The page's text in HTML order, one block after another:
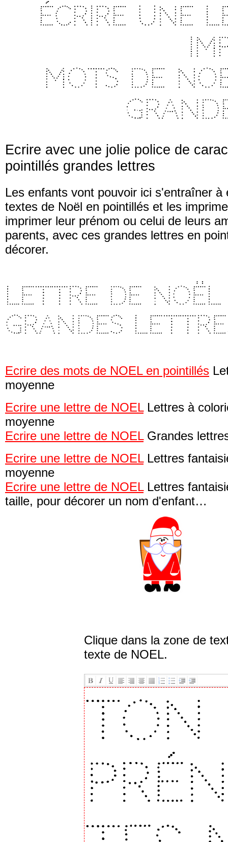
Écrire une
Mots de
Ecrire avec une jolie police de
pointillés grandes lettres
Les enfants vont pouvoir ici s'entraîner à
textes de Noël en pointillés et les
imprimer leur prénom ou celui de leurs
parents, avec ces grandes lettres en
décorer.
Lettre de Noël
grandes
Ecrire des mots de NOEL en pointillés
moyenne
Ecrire une lettre de NOELLettres à
moyenne
Ecrire une lettre de NOELGrandes
Ecrire une lettre de NOELLettres
moyenne
Ecrire une lettre de NOELLettres
taille, pour décorer un nom d'enfant…
Clique dans la zone de
texte de NOEL.
Ton